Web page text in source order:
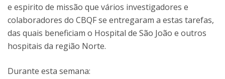
e espirito de missão que vários investigadores e
colaboradores do CBQF se entregaram a estas tarefas,
das quais beneficiam o Hospital de São João e outros
hospitais da região Norte.
Durante esta semana: